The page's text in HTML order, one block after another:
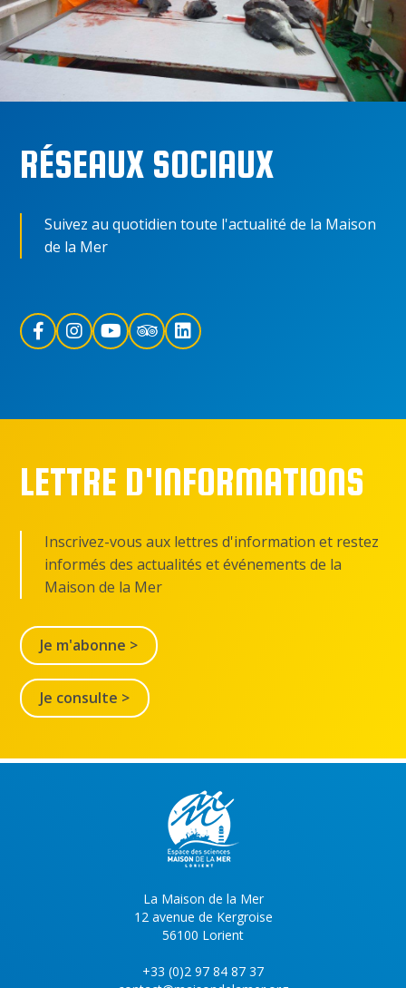
RÉSEAUX SOCIAUX
Suivez au quotidien toute l'actualité de la Maison
de la Mer
LETTRE D'INFORMATIONS
Inscrivez-vous aux lettres d'information et restez
informés des actualités et événements de la
Maison de la Mer
Je m'abonne >
Je consulte >
La Maison de la Mer
12 avenue de Kergroise
56100 Lorient
+33 (0)2 97 84 87 37